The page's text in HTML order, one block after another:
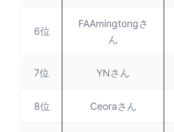
6位
FAAmingtongさ
ん
7位 YNさん
8位 Ceoraさん